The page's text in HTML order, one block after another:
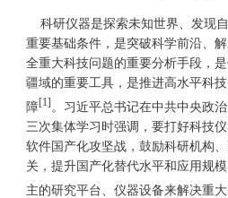
科研仪器是探索未知世界、发现
重要基础条件，是突破科学前沿、
全重大科技问题的重要分析手段，
疆域的重要工具，是推进高水平科
障[1] 。习近平总书记在中共中央政
三次集体学习时强调，要打好科技
软件国产化攻坚战，鼓励科研机构
关，提升国产化替代水平和应用规
主的研究平台、仪器设备来解决重